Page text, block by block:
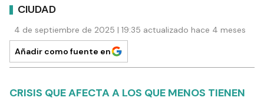
CIUDAD
4 de septiembre de 2025 | 19:35 actualizado hace 4 meses
Añadir como fuente en
CRISIS QUE AFECTA A LOS QUE MENOS TIENEN